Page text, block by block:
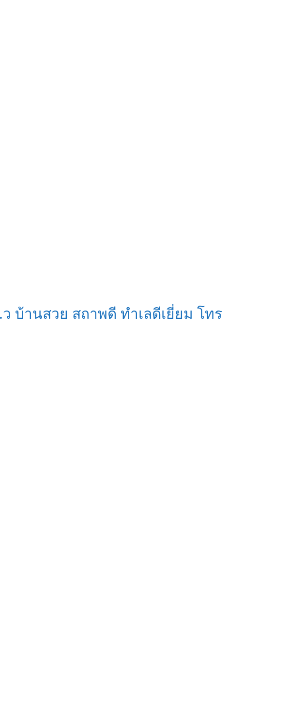
บ้านสวย สถาพดี ทำเลดีเยี่ยม โทร